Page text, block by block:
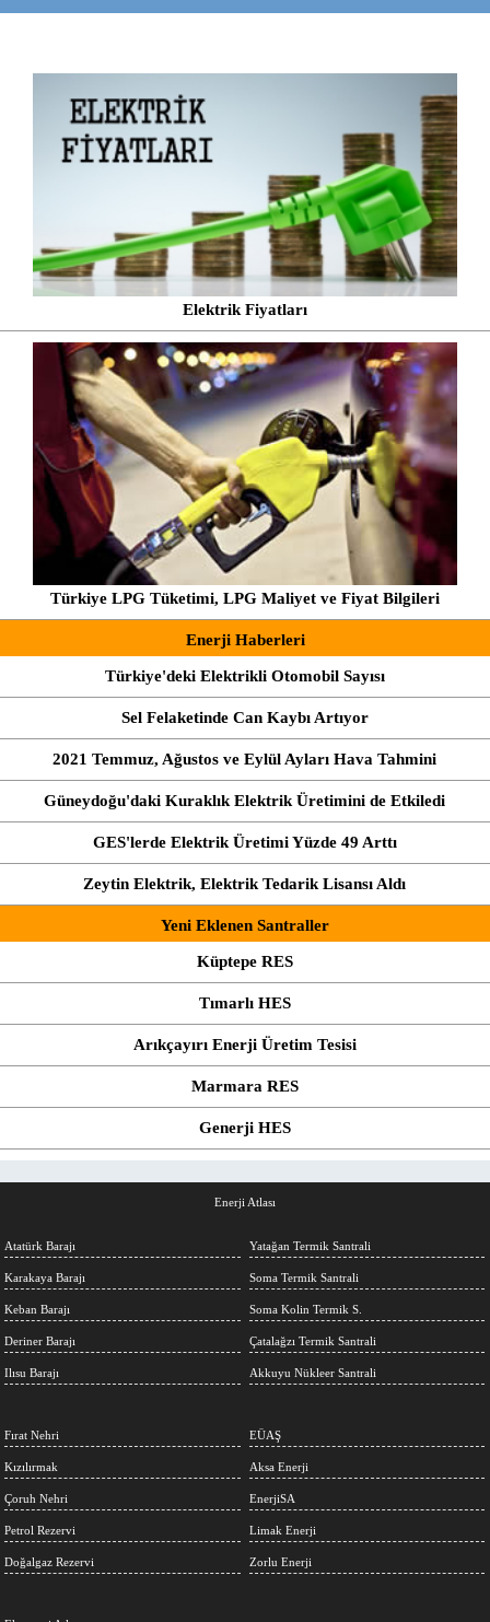
Elektrik Fiyatları
Türkiye LPG Tüketimi, LPG Maliyet ve Fiyat Bilgileri
Enerji Haberleri
Türkiye'deki Elektrikli Otomobil Sayısı
Sel Felaketinde Can Kaybı Artıyor
2021 Temmuz, Ağustos ve Eylül Ayları Hava Tahmini
Güneydoğu'daki Kuraklık Elektrik Üretimini de Etkiledi
GES'lerde Elektrik Üretimi Yüzde 49 Arttı
Zeytin Elektrik, Elektrik Tedarik Lisansı Aldı
Yeni Eklenen Santraller
Küptepe RES
Tımarlı HES
Arıkçayırı Enerji Üretim Tesisi
Marmara RES
Generji HES
Enerji Atlası
Atatürk Barajı
Karakaya Barajı
Keban Barajı
Deriner Barajı
Ilısu Barajı
Yatağan Termik Santrali
Soma Termik Santrali
Soma Kolin Termik S.
Çatalağzı Termik Santrali
Akkuyu Nükleer Santrali
Fırat Nehri
Kızılırmak
Çoruh Nehri
Petrol Rezervi
Doğalgaz Rezervi
EÜAŞ
Aksa Enerji
EnerjiSA
Limak Enerji
Zorlu Enerji